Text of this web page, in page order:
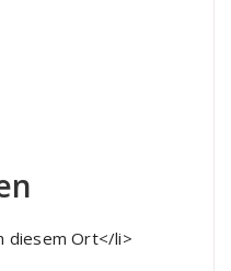
diesem Ort</li>